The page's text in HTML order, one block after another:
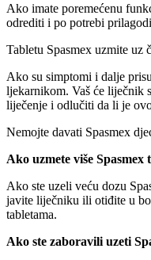
Ako imate poremećenu
odrediti i po potrebi
Tabletu Spasmex uzmite uz
Ako su simptomi i dalje
ljekarnikom. Vaš će liječnik
liječenje i odlučiti da li je
Nemojte davati Spasmex
Ako uzmete više Spasmex
Ako ste uzeli veću dozu
javite liječniku ili otiđite u
tabletama.
Ako ste zaboravili uzeti